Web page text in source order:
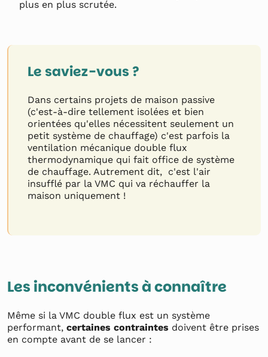
plus en plus scrutée.
Le saviez-vous ?
Dans certains projets de maison passive
(c'est-à-dire tellement isolées et bien
orientées qu'elles nécessitent seulement un
petit système de chauffage) c'est parfois la
ventilation mécanique double flux
thermodynamique qui fait office de système
de chauffage. Autrement dit, c'est l'air
insufflé par la VMC qui va réchauffer la
maison uniquement !
Les inconvénients à connaître
Même si la VMC double flux est un système
performant, certaines contraintes doivent être prises
en compte avant de se lancer :